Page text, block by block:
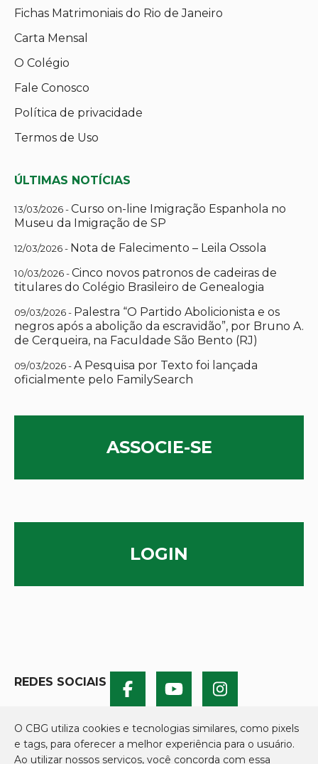
Fichas Matrimoniais do Rio de Janeiro
Carta Mensal
O Colégio
Fale Conosco
Política de privacidade
Termos de Uso
ÚLTIMAS NOTÍCIAS
13/03/2026 -Curso on-line Imigração Espanhola no
Museu da Imigração de SP
12/03/2026 - Nota de Falecimento – Leila Ossola
10/03/2026 -Cinco novos patronos de cadeiras de
titulares do Colégio Brasileiro de Genealogia
09/03/2026 - Palestra “O Partido Abolicionista e os
negros após a abolição da escravidão”, por Bruno A.
de Cerqueira, na Faculdade São Bento (RJ)
09/03/2026 -A Pesquisa por Texto foi lançada
oficialmente pelo FamilySearch
ASSOCIE-SE
LOGIN
REDES SOCIAIS
O CBG utiliza cookies e tecnologias similares, como pixels
e tags, para oferecer a melhor experiência para o usuário.
Ao utilizar nossos serviços, você concorda com essa